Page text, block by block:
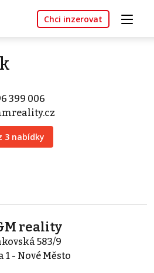
Chci inzerovat
399 006
3 nabídky
reality
583/9
1 - Nové Město